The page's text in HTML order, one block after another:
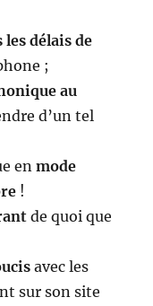
les délais de
;
au
d’un tel
enmode
!
de quoi que
avec les
sur son site